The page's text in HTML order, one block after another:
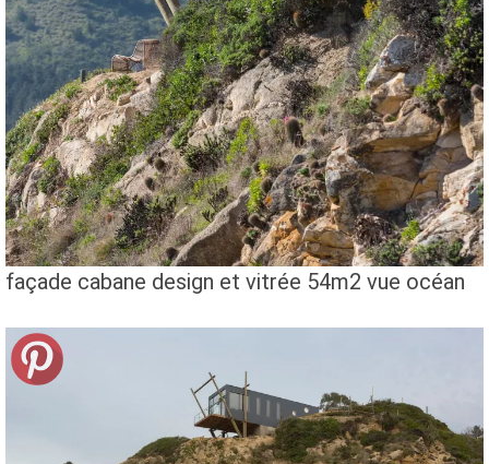
façade cabane design et vitrée 54m2 vue océan